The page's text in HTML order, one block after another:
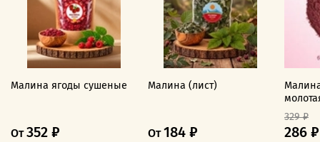
Малина ягоды сушеные
От 352 ₽
Малина (лист)
От 184 ₽
329 ₽
286 ₽